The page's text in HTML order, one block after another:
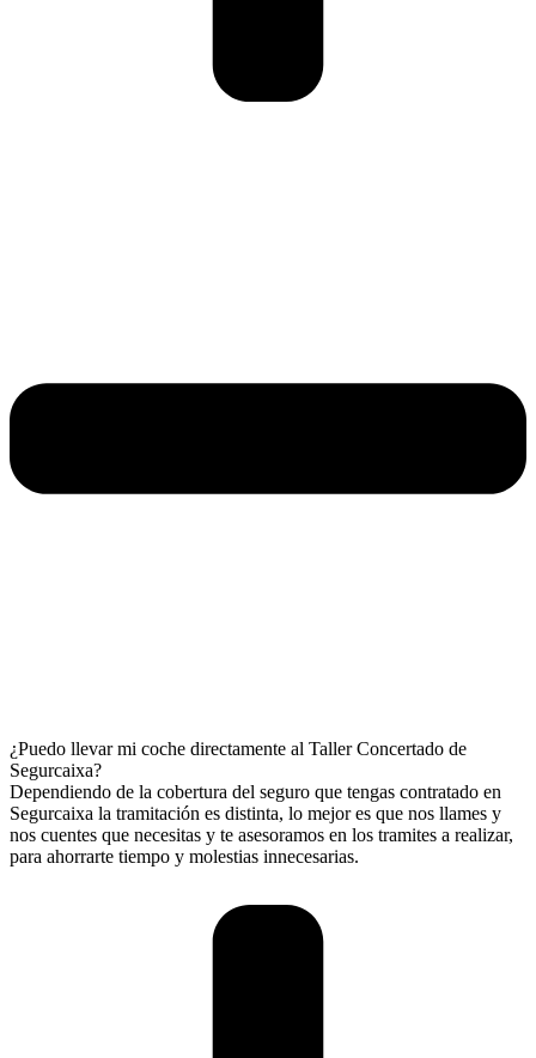
¿Puedo llevar mi coche directamente al Taller Concertado de
Segurcaixa?
Dependiendo de la cobertura del seguro que tengas contratado en
Segurcaixa la tramitación es distinta, lo mejor es que nos llames y
nos cuentes que necesitas y te asesoramos en los tramites a realizar,
para ahorrarte tiempo y molestias innecesarias.